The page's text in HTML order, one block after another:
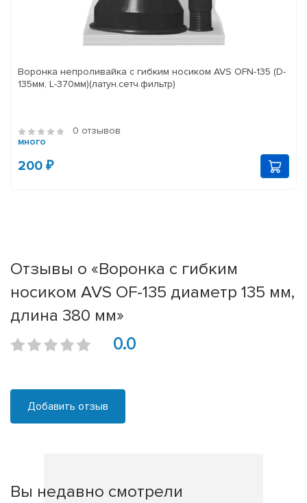
Воронка непроливайка с гибким носиком AVS OFN-135 (D-
135мм, L-370мм)(латун.сетч.фильтр)
0 отзывов
много
200 ₽
Отзывы о «Воронка с гибким
носиком AVS OF-135 диаметр 135 мм,
длина 380 мм»
0.0
Добавить отзыв
Вы недавно смотрели